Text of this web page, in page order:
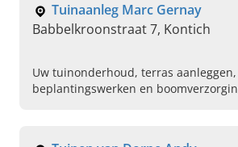
Tuinaanleg Marc Gernay
Babbelkroonstraat 7, Kontich
Uw tuinonderhoud, terras aanleggen,
beplantingswerken en